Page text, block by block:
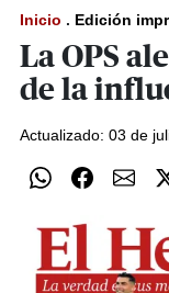
Inicio . Edición
La OPS
de la
Actualizado: 03 de